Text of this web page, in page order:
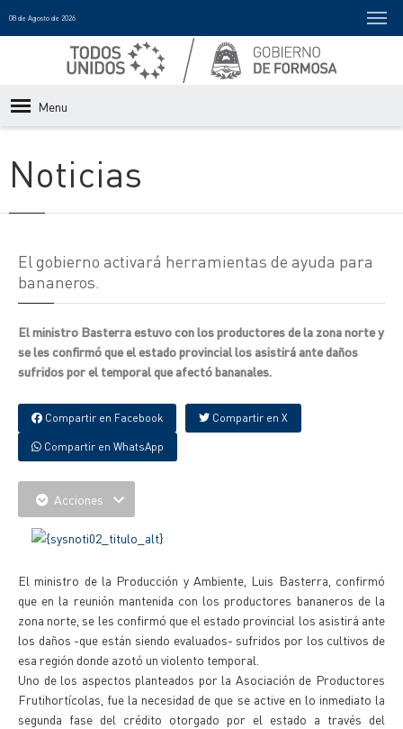
08 de Agosto de 2026
Menu
Noticias
El gobierno activará herramientas de ayuda para
bananeros.
El ministro Basterra estuvo con los productores de la zona norte y
se les confirmó que el estado provincial los asistirá ante daños
sufridos por el temporal que afectó bananales.
Compartir en Facebook Compartir en X
Compartir en WhatsApp
Acciones
El ministro de la Producción y Ambiente, Luis Basterra, confirmó
que en la reunión mantenida con los productores bananeros de la
zona norte, se les confirmó que el estado provincial los asistirá ante
los daños -que están siendo evaluados- sufridos por los cultivos de
esa región donde azotó un violento temporal.
Uno de los aspectos planteados por la Asociación de Productores
Frutihortícolas, fue la necesidad de que se active en lo inmediato la
segunda fase del crédito otorgado por el estado a través del